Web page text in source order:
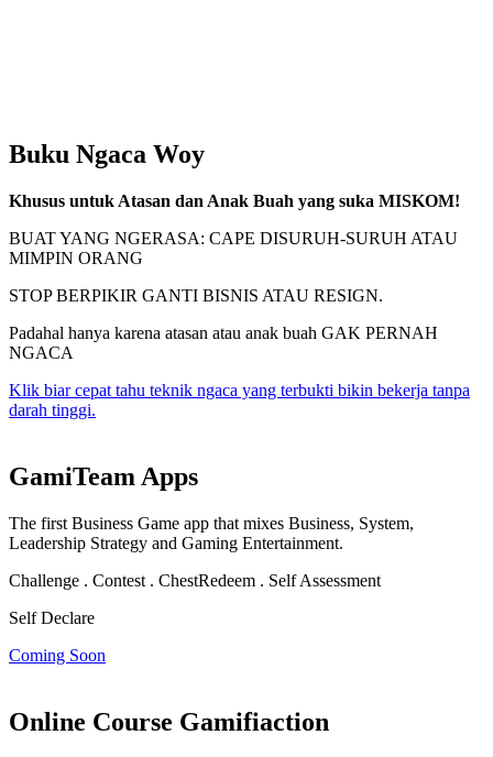
Buku Ngaca Woy
Khusus untuk Atasan dan Anak Buah yang suka MISKOM!
BUAT YANG NGERASA: CAPE DISURUH-SURUH ATAU
MIMPIN ORANG
STOP BERPIKIR GANTI BISNIS ATAU RESIGN.
Padahal hanya karena atasan atau anak buah GAK PERNAH
NGACA
Klik biar cepat tahu teknik ngaca yang terbukti bikin bekerja tanpa
darah tinggi.
GamiTeam Apps
The first Business Game app that mixes Business, System,
Leadership Strategy and Gaming Entertainment.
Challenge . Contest . ChestRedeem . Self Assessment
Self Declare
Coming Soon
Online Course Gamifiaction